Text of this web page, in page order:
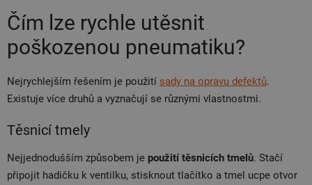
Čím lze rychle utěsnit
poškozenou pneumatiku?
Nejrychlejším řešením je použití sady na opravu defektů.
Existuje více druhů a vyznačují se různými vlastnostmi.
Těsnicí tmely
Nejjednodušším způsobem je použití těsnicích tmelů. Stačí
připojit hadičku k ventilku, stisknout tlačítko a tmel ucpe otvor